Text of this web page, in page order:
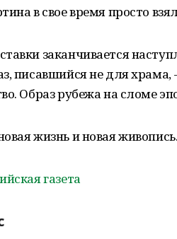
в свое время просто
заканчивается
писавшийся не для
Образ рубежа на сломе
жизнь и новая живопись.
газета